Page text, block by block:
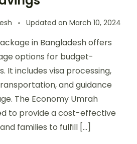
Updated on March 10, 2024
in Bangladesh offers
options for budget-
It includes visa processing,
and guidance
The Economy Umrah
to provide a cost-effective
families to fulfill […]